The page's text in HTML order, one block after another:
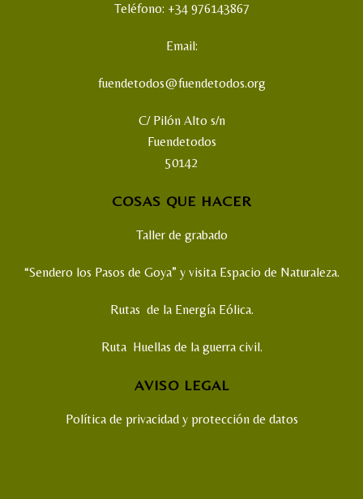
Teléfono: +34 976143867
Email:
fuendetodos@fuendetodos.org
C/ Pilón Alto s/n
Fuendetodos
50142
COSAS QUE HACER
Taller de grabado
“Sendero los Pasos de Goya” y visita Espacio de Naturaleza.
Rutas de la Energía Eólica.
Ruta Huellas de la guerra civil.
AVISO LEGAL
Política de privacidad y protección de datos